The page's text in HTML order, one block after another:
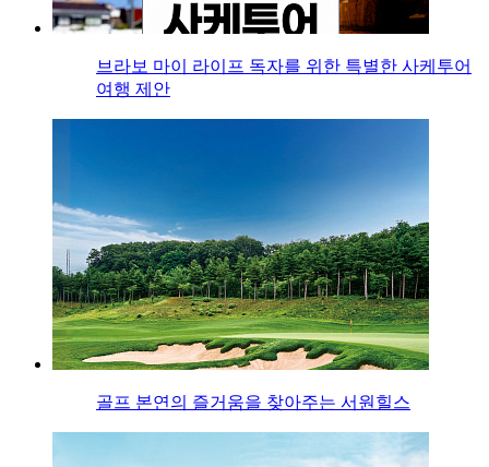
브라보 마이 라이프 독자를 위한 특별한 사케투어
여행 제안
골프 본연의 즐거움을 찾아주는 서원힐스